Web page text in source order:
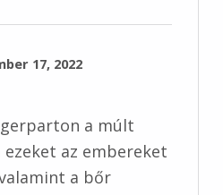
17, 2022
a múlt
az embereket
a bőr